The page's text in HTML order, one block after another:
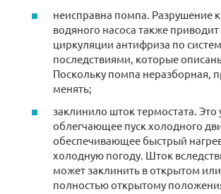
неисправна помпа. Разрушение
водяного насоса также
циркуляции антифриза по
последствиями, которые
Поскольку помпа неразборная,
менять;
заклинило шток термостата. Это
облегчающее пуск холодного
обеспечивающее быстрый
холодную погоду. Шток
может заклинить в открытом
полностью открытому